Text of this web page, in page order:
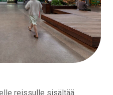
reissulle sisältää